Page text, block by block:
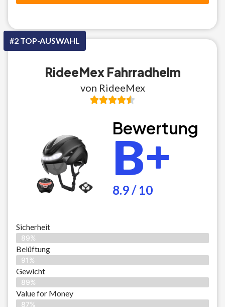
#2 TOP-AUSWAHL
RideeMex Fahrradhelm
von RideeMex
Bewertung
B+
8.9 / 10
Sicherheit
89%
Belüftung
91%
Gewicht
89%
Value for Money
87%